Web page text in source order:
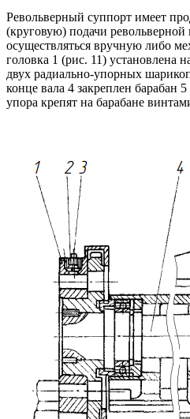
Револьверный суппорт имеет
(круговую) подачи
осуществляться вручную либо
головка 1 (рис. 11) установлена
двух радиально-упорных
конце вала 4 закреплен барабан
упора крепят на барабане